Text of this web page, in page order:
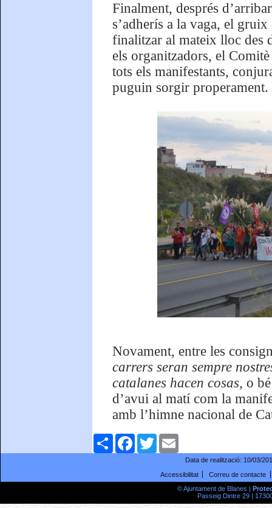
Finalment, després
s’adherís a la vaga, el
finalitzar al mateix lloc des
els organitzadors, el
tots els manifestants,
puguin sorgir properament.
Novament, entre les
carrers seran sempre
catalanes hacen cosas, o
d’avui al matí com la
amb l’himne nacional de
ComparteixFacebookTwitter
Data de realització: 10/03/
Accessibilitat
Correu de contacte
© Ajuntament de Blanes |
Passeig Dintre 29 |